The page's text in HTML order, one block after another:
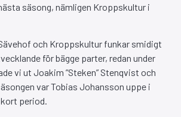
säsong, nämligen Kroppskultur i
och Kroppskultur funkar smidigt
för bägge parter, redan under
vi ut Joakim ”Steken” Stenqvist och
var Tobias Johansson uppe i
kort period.